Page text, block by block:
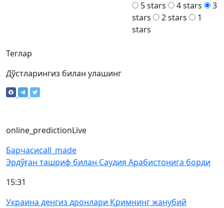
Теглар
5 stars 4 stars
3
stars
2 stars
1
stars
Дўстларингиз билан улашинг
online_predictionLive
Барчасиcall_made
Эрдўған ташриф билан Саудия Арабистонига борди
15:31
Украина денгиз дронлари Қримнинг жанубий